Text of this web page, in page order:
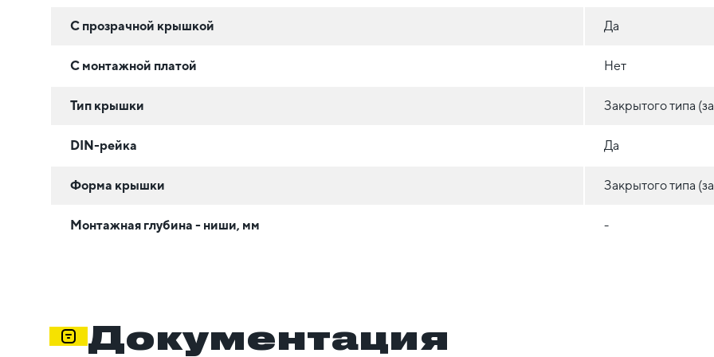
С прозрачной крышкой Да
С монтажной платой Нет
Тип крышки Закрытого типа
DIN-рейка Да
Форма крышки Закрытого типа
Монтажная глубина - ниши, мм -
Документация